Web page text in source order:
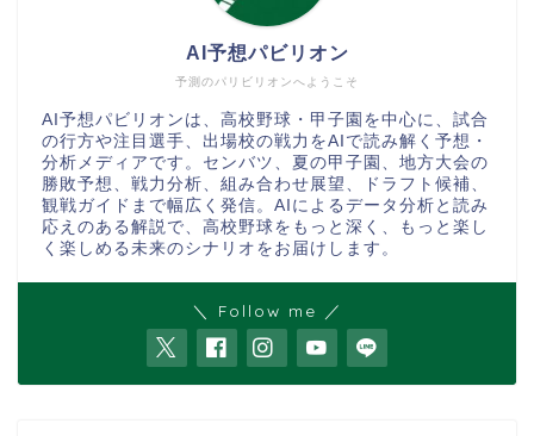
予測のパリビリオンへようこそ
AI予想パビリオン
AI予想パビリオンは、高校野球・甲子園を中心に、試合
の行方や注目選手、出場校の戦力をAIで読み解く予想・
分析メディアです。センバツ、夏の甲子園、地方大会の
勝敗予想、戦力分析、組み合わせ展望、ドラフト候補、
観戦ガイドまで幅広く発信。AIによるデータ分析と読み
応えのある解説で、高校野球をもっと深く、もっと楽し
く楽しめる未来のシナリオをお届けします。
＼ Follow me ／